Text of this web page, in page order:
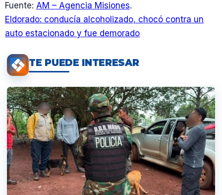
Fuente: AM – Agencia Misiones.
Eldorado: conducía alcoholizado, chocó contra un
auto estacionado y fue demorado
TE PUEDE INTERESAR